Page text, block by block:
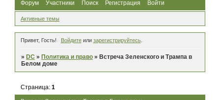
Форум Участники Поиск Регистрация Войти
Активные темы
Привет, Гость! Войдитеили зарегистрируйтесь.
»DC »Политика и право »Встреча Зеленского и Трампа в
Белом доме
Страница:1